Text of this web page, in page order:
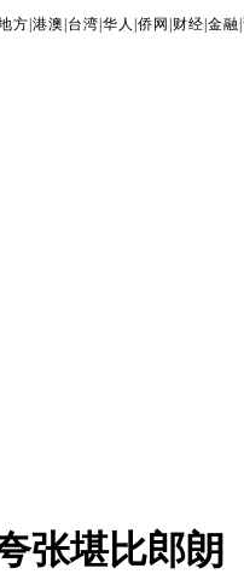
方 |港澳 台湾 |华人 |侨网 财经 |金融 |
张堪比郎朗